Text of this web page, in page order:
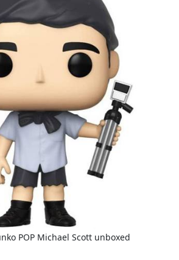
POP Michael Scott unboxed